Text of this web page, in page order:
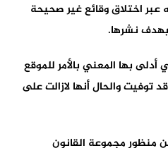
اختلاق وقائع غير صحيحة
نشرها.
بها المعني بالأمر للموقع
توفيت والحال أنها لازالت على
منظور مجموعة القانون